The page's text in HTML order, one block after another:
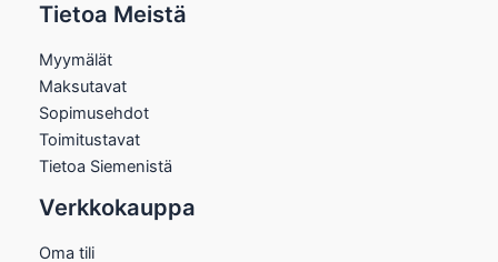
Tietoa Meistä
Myymälät
Maksutavat
Sopimusehdot
Toimitustavat
Tietoa Siemenistä
Verkkokauppa
Oma tili